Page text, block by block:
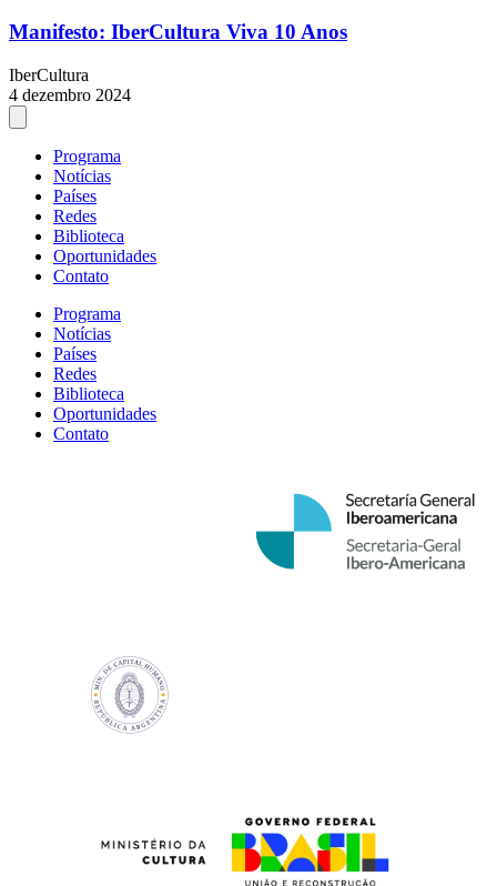
Manifesto: IberCultura Viva 10 Anos
IberCultura
4 dezembro 2024
Programa
Notícias
Países
Redes
Biblioteca
Oportunidades
Contato
Programa
Notícias
Países
Redes
Biblioteca
Oportunidades
Contato